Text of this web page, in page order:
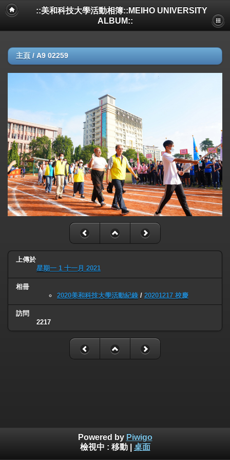
::美和科技大學活動相簿::MEIHO UNIVERSITY
ALBUM::
主頁 / A9 02259
上傳於
星期一 1 十一月 2021
相冊
2020美和科技大學活動紀錄 / 20201217 校慶
訪問
2217
Powered by Piwigo
檢視中 : 移動| 桌面